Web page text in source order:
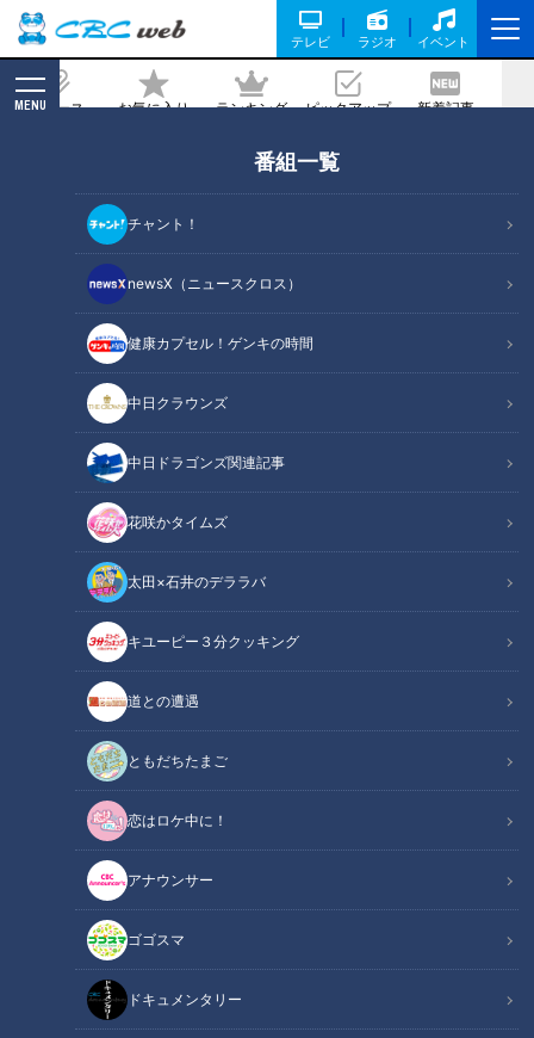
テレビ ラジオ イベント
ニュース お気に入り ランキング ピックアップ 新着記事
MENU
番組一覧
チャント！
newsX（ニュースクロス）
健康カプセル！ゲンキの時間
中日クラウンズ
中日ドラゴンズ関連記事
花咲かタイムズ
太田×石井のデララバ
キユーピー３分クッキング
道との遭遇
ともだちたまご
恋はロケ中に！
アナウンサー
ゴゴスマ
ドキュメンタリー
餅』を調査！ 内緒なんてもったいない！
みんなに教えたくなる愛され和菓子
記事に戻る
CBCテレビ『チャント！』いただきます！ほぼ地元だけ 愛されフード
この記事の画像（全7枚）